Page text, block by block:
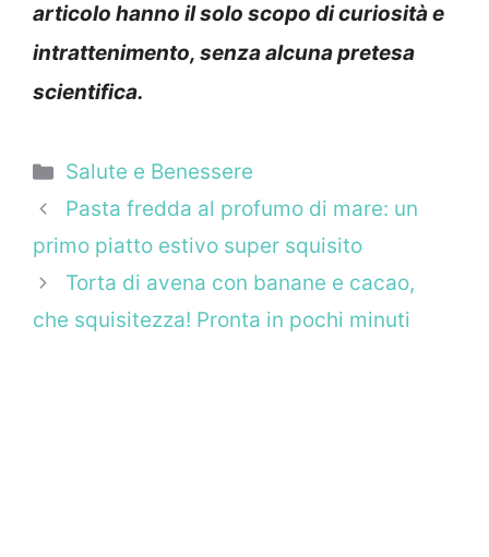
articolo hanno il solo scopo di curiosità e
intrattenimento, senza alcuna pretesa
scientifica.
Categorie
Salute e Benessere
Pasta fredda al profumo di mare: un
primo piatto estivo super squisito
Torta di avena con banane e cacao,
che squisitezza! Pronta in pochi minuti